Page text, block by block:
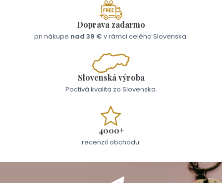
Doprava zadarmo
pri nákupe nad 39 € v rámci celého Slovenska.
Slovenská výroba
Poctivá kvalita zo Slovenska.
4000+
recenzií obchodu.